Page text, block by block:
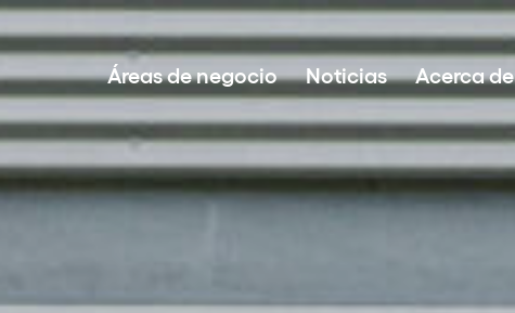
Áreas de negocio
Inversión en energías renovables
Noticias Acerca de